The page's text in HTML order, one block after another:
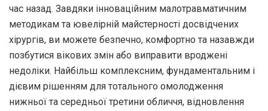
час назад. Завдяки інноваційним малотравматичним
методикам та ювелірній майстерності досвідчених
хірургів, ви можете безпечно, комфортно та назавжди
позбутися вікових змін або виправити вроджені
недоліки. Найбільш комплексним, фундаментальним і
дієвим рішенням для тотального омолодження
нижньої та середньої третини обличчя, відновлення